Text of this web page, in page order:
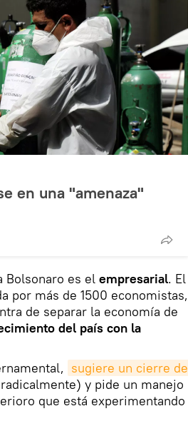
en una "amenaza"
Bolsonaro es el empresarial. El
por más de 1500 economistas,
de separar la economía de
del país con la
sugiere un cierre de
y pide un manejo
que está experimentando